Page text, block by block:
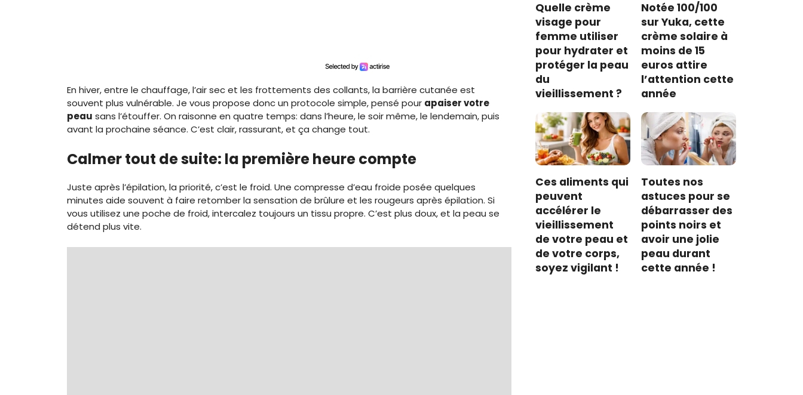
En hiver, entre le chauffage, l’air sec et les frottements des collants, la barrière cutanée est
souvent plus vulnérable. Je vous propose donc un protocole simple, pensé pour apaiser votre
peau sans l’étouffer. On raisonne en quatre temps: dans l’heure, le soir même, le lendemain, puis
avant la prochaine séance. C’est clair, rassurant, et ça change tout.
Calmer tout de suite: la première heure compte
Juste après l’épilation, la priorité, c’est le froid. Une compresse d’eau froide posée quelques
minutes aide souvent à faire retomber la sensation de brûlure et les rougeurs après épilation. Si
vous utilisez une poche de froid, intercalez toujours un tissu propre. C’est plus doux, et la peau se
détend plus vite.
Quelle crème
visage pour
femme utiliser
pour hydrater et
protéger la peau
du
vieillissement ?
Notée 100/100
sur Yuka, cette
crème solaire à
moins de 15
euros attire
l’attention cette
année
Ces aliments qui
peuvent
accélérer le
vieillissement
de votre peau et
de votre corps,
soyez vigilant !
Toutes nos
astuces pour se
débarrasser des
points noirs et
avoir une jolie
peau durant
cette année !